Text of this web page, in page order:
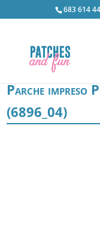
683 614
Parche impreso
(6896_04)